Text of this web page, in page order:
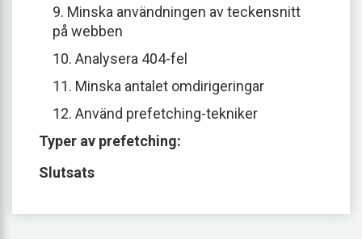
9. Minska användningen av teckensnitt
på webben
10. Analysera 404-fel
11. Minska antalet omdirigeringar
12. Använd prefetching-tekniker
Typer av prefetching:
Slutsats